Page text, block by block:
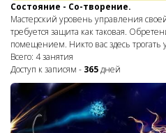
Состояние - Со-творение.
Мастерский уровень управления
требуется защита как таковая.
помещением. Никто вас здесь трогать
Всего: 4 занятия
Доступ к записям - 365дней